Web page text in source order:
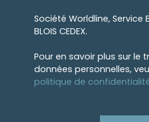
Société Worldline, Service
BLOIS CEDEX.
Pour en savoir plus sur le
données personnelles,
politique de